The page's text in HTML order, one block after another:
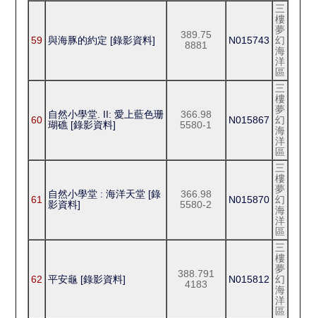
59 與海豚的約定 [錄影資料]
389.75
8881
N015743
三
樓
夢
幻
海
洋
區
60
自然小學堂. II: 愛上藍色珊
瑚礁 [錄影資料]
366.98
5580-1
N015867
三
樓
夢
幻
海
洋
區
61
自然小學堂 : 海洋天堂 [錄
影資料]
366.98
5580-2
N015870
三
樓
夢
幻
海
洋
區
62 平安龜 [錄影資料]
388.791
4183
N015812
三
樓
夢
幻
海
洋
區